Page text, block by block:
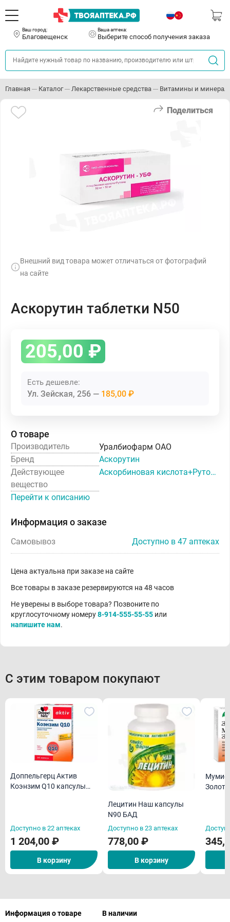
Ваш город:
Благовещенск
Ваша аптека:
Выберите способ получения заказа
Главная Каталог Лекарственные средства Витамины и
Поделиться
Внешний вид товара может отличаться от фотографий
на сайте
Аскорутин таблетки N50
205,00 ₽
Есть дешевле:
Ул. Зейская, 256 185,00 ₽
О товаре
Производитель
Уралбиофарм ОАО
Бренд
Аскорутин
Действующее
вещество
Аскорбиновая кислота+Рутозид
Перейти к описанию
Информация о заказе
Самовывоз Доступно в 47 аптеках
Цена актуальна при заказе на сайте
Все товары в заказе резервируются на 48 часов
Не уверены в выборе товара? Позвоните по
круглосуточному номеру8-914-555-55-55 или
напишите нам.
С этим товаром покупают
Доппельгерц Актив
Коэнзим Q10 капсулы
Доступно в 22 аптеках
1 204,00 ₽
В корзину
Лецитин Наш капсулы
N90 БАД
Доступно в 23 аптеках
778,00 ₽
В корзину
Мумие
Информация о товаре В наличии